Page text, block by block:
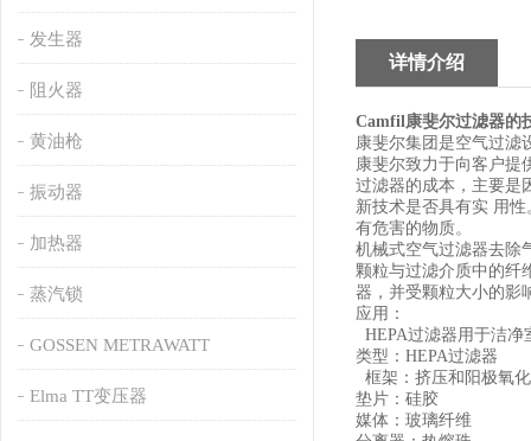
发生器
阻火器
黄油枪
振动器
加热器
蒸汽锁
GOSSEN METRAWATT
Elma TT变压器
详情介绍
Camfil康斐尔过滤器的
康斐尔集团是空气过滤
康斐尔致力于向客户提
过滤器的成本，主要是
新技术是否具有实 用性
有危害的物质。
机械式空气过滤器去除
颗粒与过滤介质中的纤
器，并受颗粒大小的影
应用：
HEPA过滤器用于洁净
类型：HEPA过滤器
框架：挤压和阳极氧
垫片：硅胶
媒体：玻璃纤维